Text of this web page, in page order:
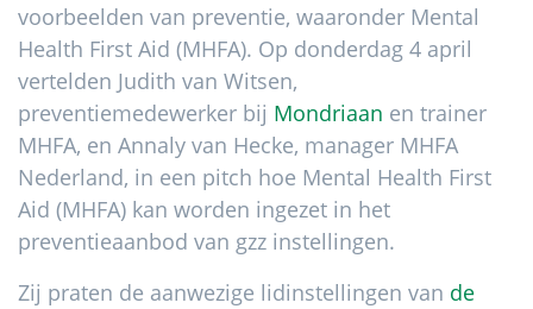
voorbeelden van preventie, waaronder Mental
Health First Aid (MHFA). Op donderdag 4 april
vertelden Judith van Witsen,
preventiemedewerker bij Mondriaan en trainer
MHFA, en Annaly van Hecke, manager MHFA
Nederland, in een pitch hoe Mental Health First
Aid (MHFA) kan worden ingezet in het
preventieaanbod van gzz instellingen.
Zij praten de aanwezige lidinstellingen van de